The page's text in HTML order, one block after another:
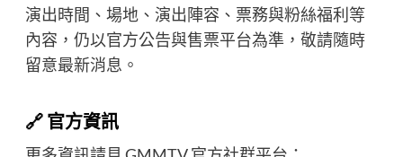
演出時間、場地、演出陣容、票務與粉絲福利等
內容，仍以官方公告與售票平台為準，敬請隨時
留意最新消息。
🔗 官方資訊